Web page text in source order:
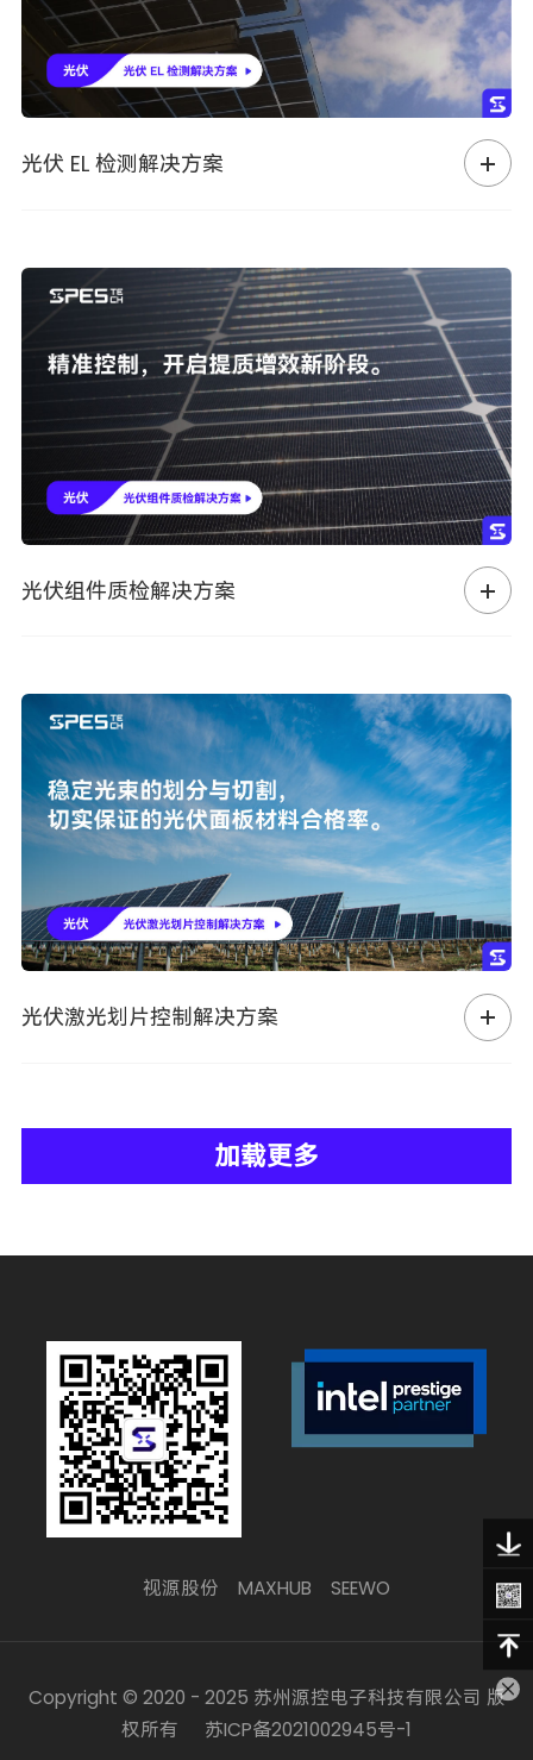
光伏 EL 检测解决方案
光伏组件质检解决方案
光伏激光划片控制解决方案
加载更多
视源股份 MAXHUB SEEWO
Copyright © 2020 - 2025 苏州源控电子科技有限公司 版
权所有
苏ICP备2021002945号-1